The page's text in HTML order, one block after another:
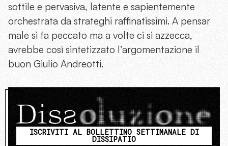
sottile e pervasiva, latente e sapientemente
orchestrata da strateghi raffinatissimi. A pensar
male si fa peccato ma a volte ci si azzecca,
avrebbe così sintetizzato l’argomentazione il
buon Giulio Andreotti.
ISCRIVITI AL BOLLETTINO SETTIMANALE DI
DISSIPATIO